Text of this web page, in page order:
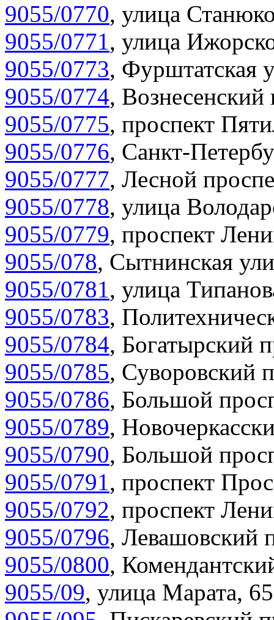
9055/0770, улица
9055/0771, улица
9055/0773, Фурштатская
9055/0774, Вознесенский
9055/0775, проспект
9055/0776, Санкт-
9055/0777, Лесной
9055/0778, улица
9055/0779, проспект
9055/078, Сытнинская
9055/0781, улица
9055/0783,
9055/0784, Богатырский
9055/0785, Суворовский
9055/0786, Большой
9055/0789,
9055/0790, Большой
9055/0791, проспект
9055/0792, проспект
9055/0796, Левашовский
9055/0800,
9055/09, улица Марата, 65